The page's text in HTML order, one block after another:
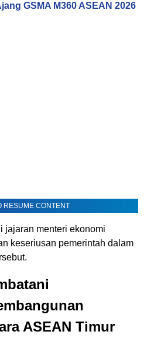
GSMA M360 ASEAN 2026
RESUME CONTENT
jajaran menteri ekonomi
keseriusan pemerintah dalam
ASEAN Timur